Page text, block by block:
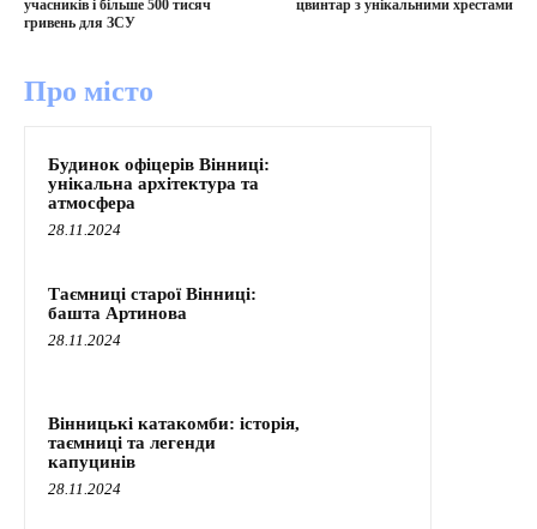
учасників і більше 500 тисяч
гривень для ЗСУ
цвинтар з унікальними хрестами
Про місто
Будинок офіцерів Вінниці:
унікальна архітектура та
атмосфера
28.11.2024
Таємниці старої Вінниці:
башта Артинова
28.11.2024
Вінницькі катакомби: історія,
таємниці та легенди
капуцинів
28.11.2024